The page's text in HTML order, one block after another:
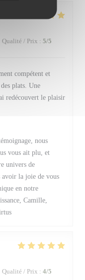
Qualité / Prix : 5/5
compétent et
plats. Une
redécouvert le plaisir
nous
vous ait plu, et
univers de
avoir la joie de vous
en notre
Camille,
Qualité / Prix : 4/5